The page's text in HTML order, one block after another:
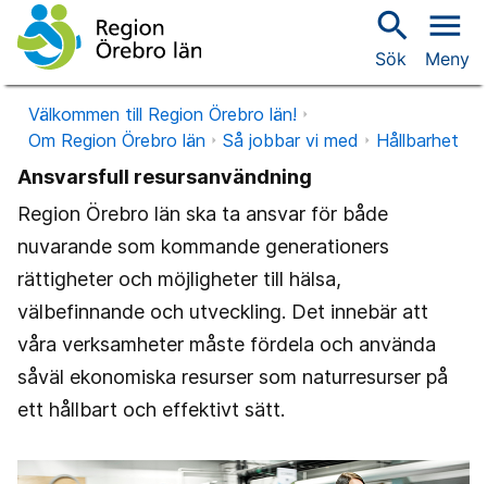
search
Sök
menu
Meny
Välkommen till Region Örebro län!
Om Region Örebro län
Så jobbar vi med Hållbarhet
Ansvarsfull resursanvändning
Region Örebro län ska ta ansvar för både
nuvarande som kommande generationers
rättigheter och möjligheter till hälsa,
välbefinnande och utveckling. Det innebär att
våra verksamheter måste fördela och använda
såväl ekonomiska resurser som naturresurser på
ett hållbart och effektivt sätt.